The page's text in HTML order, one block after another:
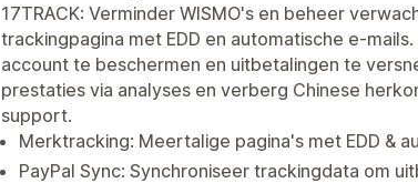
17TRACK: Verminder WISMO's en beheer
trackingpagina met EDD en automatische e-
account te beschermen en uitbetalingen te
prestaties via analyses en verberg Chinese
support.
Merktracking: Meertalige pagina's met EDD &
PayPal Sync: Synchroniseer trackingdata om